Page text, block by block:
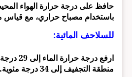
باستخدام مصباح حراري، مع قياس
للسلاحف المائية:
ارفع درجة
منطقة التجفيف إلى 34 درجة مئوية.